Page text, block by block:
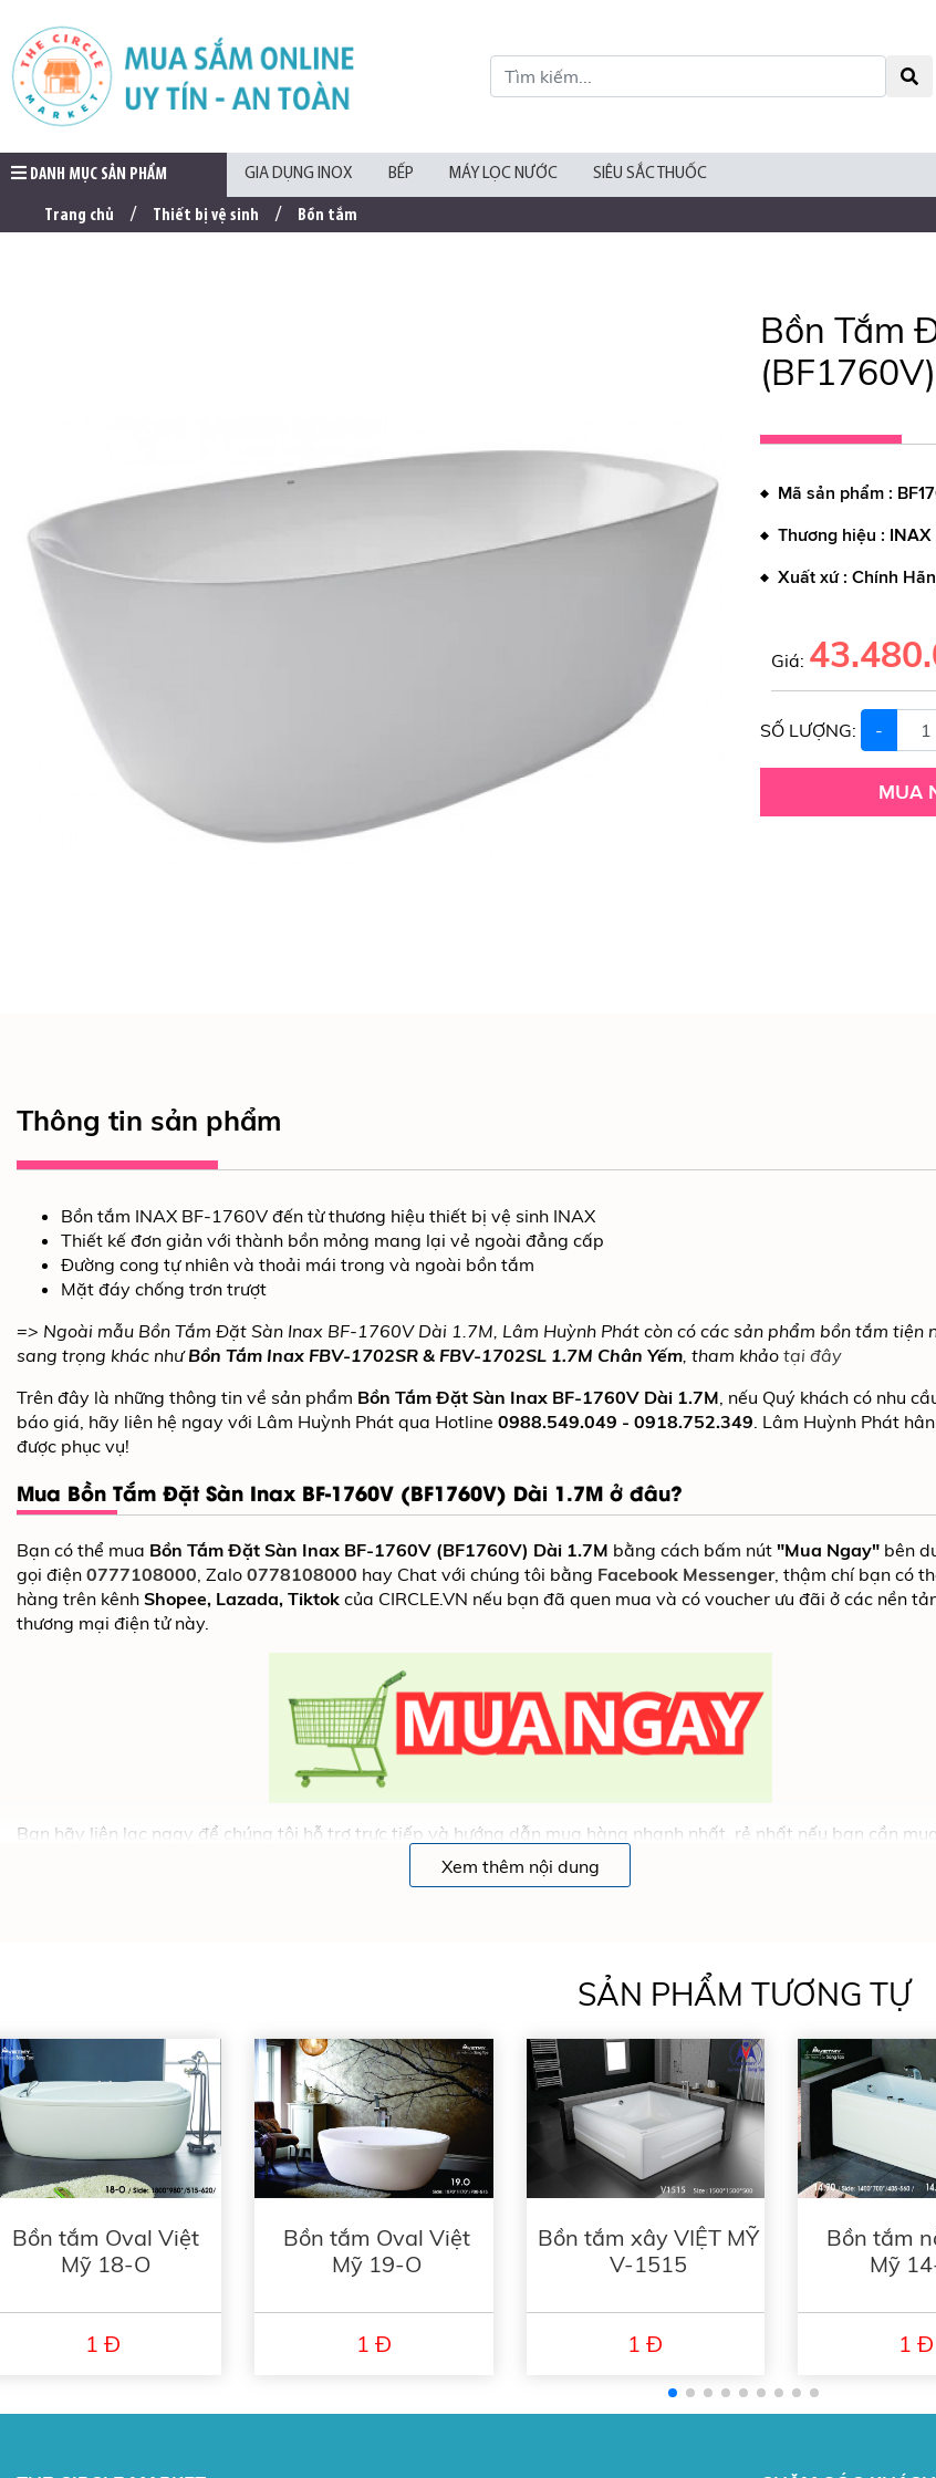
DANH MỤC SẢN PHẨM GIA DỤNG INOX BẾP MÁY LỌC NƯỚC SIÊU SẮC THUỐC
Trang chủ Thiết bị vệ sinh Bồn tắm
Bồn Tắm
♦ Mã sản phẩm :
♦ Thương hiệu : INAX
♦ Xuất xứ : Chính
Giá:
SỐ LƯỢNG: -
MUA
Thông tin sản phẩm
Bồn tắm INAX BF-1760V đến từ thương hiệu thiết bị vệ sinh INAX
Thiết kế đơn giản với thành bồn mỏng mang lại vẻ ngoài đẳng cấp
Đường cong tự nhiên và thoải mái trong và ngoài bồn tắm
Mặt đáy chống trơn trượt​
=> Ngoài mẫu Bồn Tắm Đặt Sàn Inax BF-1760V Dài 1.7M, Lâm Huỳnh Phát còn có các sản phẩm bồn tắm tiện
sang trọng khác nhưBồn Tắm Inax FBV-1702SR & FBV-1702SL 1.7M Chân Yếm , tham khảo tại đây
Trên đây là những thông tin về sản phẩm Bồn Tắm Đặt Sàn Inax BF-1760V Dài 1.7M , nếu Quý khách có nhu
báo giá, hãy liên hệ ngay với Lâm Huỳnh Phát qua Hotline 0988.549.049 - 0918.752.349 . Lâm Huỳnh Phát
được phục vụ!
Mua Bồn Tắm Đặt Sàn Inax BF-1760V (BF1760V) Dài 1.7M ở đâu?
Bạn có thể mua Bồn Tắm Đặt Sàn Inax BF-1760V (BF1760V) Dài 1.7M bằng cách bấm nút "Mua Ngay" bên
gọi điện 0777108000 , Zalo 0778108000 hay Chat với chúng tôi bằng Facebook Messenger, thậm chí bạn có
hàng trên kênh Shopee, Lazada, Tiktok của CIRCLE.VN nếu bạn đã quen mua và có voucher ưu đãi ở các nền
thương mại điện tử này.
Bạn hãy liên lạc ngay để chúng tôi hỗ trợ trực tiếp và hướng dẫn mua hàng nhanh nhất, rẻ nhất nếu bạn cần
Bồn Tắm Đặt Sàn Inax BF-1760V (BF1760V) Dài 1.7MXem thêm nội dung
SẢN PHẨM TƯƠNG TỰ
Bồn tắm Oval Việt
Mỹ 18-O
1 Đ
Bồn tắm Oval Việt
Mỹ 19-O
1 Đ
Bồn tắm xây VIỆT MỸ
V-1515
1 Đ
Bồn tắm
Mỹ
1 Đ